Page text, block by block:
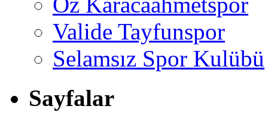
Valide Tayfunspor
Selamsız Spor Kulübü
Sayfalar